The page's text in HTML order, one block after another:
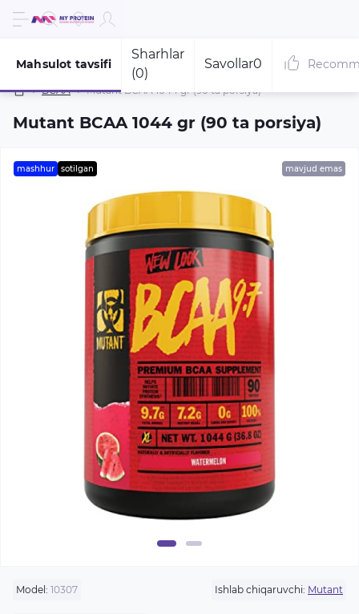
BCAA Mutant BCAA 1044 gr (90 ta porsiya)
Mutant BCAA 1044 gr (90 ta porsiya)
Mahsulot tavsifi
Sharhlar
(0)
Savollar0
mashhur sotilgan mavjud emas
Model: 10307 Ishlab chiqaruvchi: Mutant